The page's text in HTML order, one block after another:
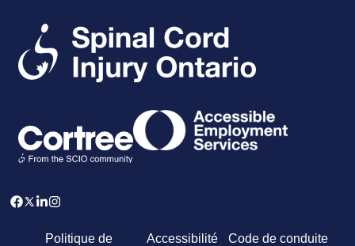
Politique de
Accessibilité
Code de conduite